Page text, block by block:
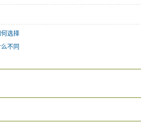
选择
不同